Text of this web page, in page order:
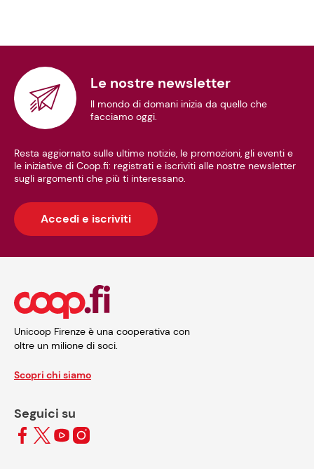
Le nostre newsletter
Il mondo di domani inizia da quello che
facciamo oggi.
Resta aggiornato sulle ultime notizie, le promozioni, gli eventi e
le iniziative di Coop.fi: registrati e iscriviti alle nostre newsletter
sugli argomenti che più ti interessano.
Accedi e iscriviti
Unicoop Firenze è una cooperativa con
oltre un milione di soci.
Scopri chi siamo
Seguici su